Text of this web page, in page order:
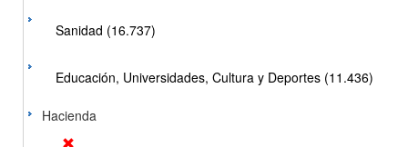
Sanidad (16.737)
Educación, Universidades, Cultura y Deportes (11.436)
Hacienda